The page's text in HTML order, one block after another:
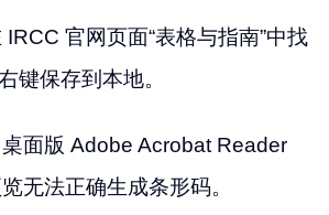
官网页面“表格与指南”中找
键保存到本地。
面版 Adobe Acrobat Reader
无法正确生成条形码。